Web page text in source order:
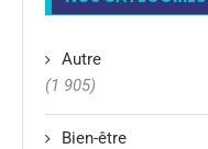
Autre
(1 905)
Bien-être